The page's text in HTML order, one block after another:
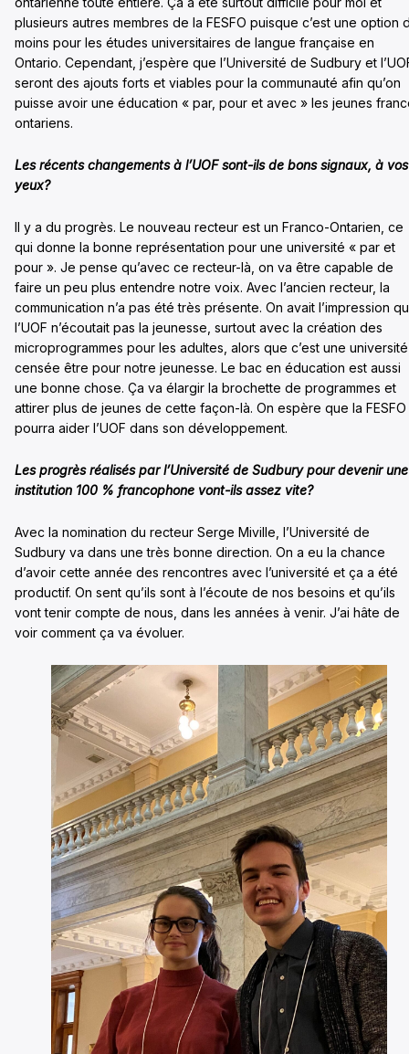
plusieurs autres membres de la FESFO puisque c’est une option
moins pour les études universitaires de langue française en
Ontario. Cependant, j’espère que l’Université de Sudbury et
seront des ajouts forts et viables pour la communauté afin qu’on
puisse avoir une éducation « par, pour et avec » les jeunes
ontariens.
Les récents changements à l’UOF sont-ils de bons signaux, à vos
yeux?
Il y a du progrès. Le nouveau recteur est un Franco-Ontarien, ce
qui donne la bonne représentation pour une université « par et
pour ». Je pense qu’avec ce recteur-là, on va être capable de
faire un peu plus entendre notre voix. Avec l’ancien recteur, la
communication n’a pas été très présente. On avait l’impression
l’UOF n’écoutait pas la jeunesse, surtout avec la création des
microprogrammes pour les adultes, alors que c’est une université
censée être pour notre jeunesse. Le bac en éducation est aussi
une bonne chose. Ça va élargir la brochette de programmes et
attirer plus de jeunes de cette façon-là. On espère que la FESFO
pourra aider l’UOF dans son développement.
Les progrès réalisés par l’Université de Sudbury pour devenir une
institution 100 % francophone vont-ils assez vite?
Avec la nomination du recteur Serge Miville, l’Université de
Sudbury va dans une très bonne direction. On a eu la chance
d’avoir cette année des rencontres avec l’université et ça a été
productif. On sent qu’ils sont à l’écoute de nos besoins et qu’ils
vont tenir compte de nous, dans les années à venir. J’ai hâte de
voir comment ça va évoluer.